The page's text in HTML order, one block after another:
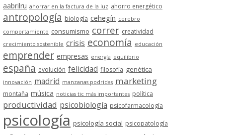
aabrilru ahorrar en la factura de la luz ahorro energético
antropología biología cehegín cerebro
comportamiento consumismo correr creatividad
crecimiento sostenible crisis economía educación
emprender empresas energía equilibrio
españa evolución felicidad filosofía genética
innovación madrid manzanas podridas marketing
montaña música noticias tic más importantes política
productividad psicobiología psicofarmacología
psicología psicología social psicopatología